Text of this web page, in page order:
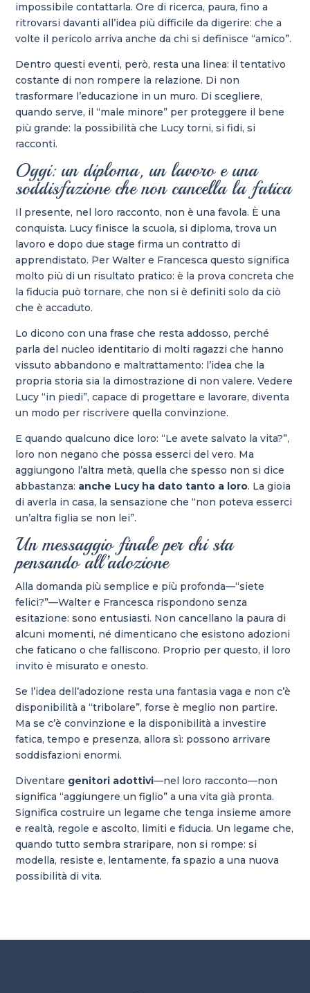
impossibile contattarla. Ore di ricerca, paura, fino a
ritrovarsi davanti all’idea più difficile da digerire: che a
volte il pericolo arriva anche da chi si definisce “amico”.
Dentro questi eventi, però, resta una linea: il tentativo
costante di non rompere la relazione. Di non
trasformare l’educazione in un muro. Di scegliere,
quando serve, il “male minore” per proteggere il bene
più grande: la possibilità che Lucy torni, si fidi, si
racconti.
Oggi: un diploma, un lavoro e una
soddisfazione che non cancella la fatica
Il presente, nel loro racconto, non è una favola. È una
conquista. Lucy finisce la scuola, si diploma, trova un
lavoro e dopo due stage firma un contratto di
apprendistato. Per Walter e Francesca questo significa
molto più di un risultato pratico: è la prova concreta che
la fiducia può tornare, che non si è definiti solo da ciò
che è accaduto.
Lo dicono con una frase che resta addosso, perché
parla del nucleo identitario di molti ragazzi che hanno
vissuto abbandono e maltrattamento: l’idea che la
propria storia sia la dimostrazione di non valere. Vedere
Lucy “in piedi”, capace di progettare e lavorare, diventa
un modo per riscrivere quella convinzione.
E quando qualcuno dice loro: “Le avete salvato la vita?”,
loro non negano che possa esserci del vero. Ma
aggiungono l’altra metà, quella che spesso non si dice
abbastanza: anche Lucy ha dato tanto a loro. La gioia
di averla in casa, la sensazione che “non poteva esserci
un’altra figlia se non lei”.
Un messaggio finale per chi sta
pensando all’adozione
Alla domanda più semplice e più profonda—“siete
felici?”—Walter e Francesca rispondono senza
esitazione: sono entusiasti. Non cancellano la paura di
alcuni momenti, né dimenticano che esistono adozioni
che faticano o che falliscono. Proprio per questo, il loro
invito è misurato e onesto.
Se l’idea dell’adozione resta una fantasia vaga e non c’è
disponibilità a “tribolare”, forse è meglio non partire.
Ma se c’è convinzione e la disponibilità a investire
fatica, tempo e presenza, allora sì: possono arrivare
soddisfazioni enormi.
Diventare genitori adottivi—nel loro racconto—non
significa “aggiungere un figlio” a una vita già pronta.
Significa costruire un legame che tenga insieme amore
e realtà, regole e ascolto, limiti e fiducia. Un legame che,
quando tutto sembra straripare, non si rompe: si
modella, resiste e, lentamente, fa spazio a una nuova
possibilità di vita.